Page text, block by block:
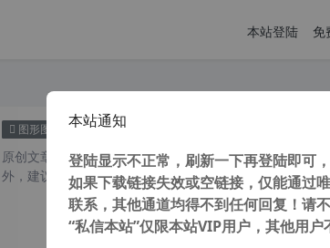
本站登陆 免
图形图像 BgSub - 免费AI自动抠图工具 最高4096×4096分辨率 本地离线处理 无需
原创文章，转载请注明： 转载自cnorg.12hp.de 注意：
外，建议避开晚上的访问高峰期...
本站通知
登陆显示不正常，刷新一下再登陆即可
如果下载链接失效或空链接，仅能通过
联系，其他通道均得不到任何回复！请
“私信本站”仅限本站VIP用户，其他用户